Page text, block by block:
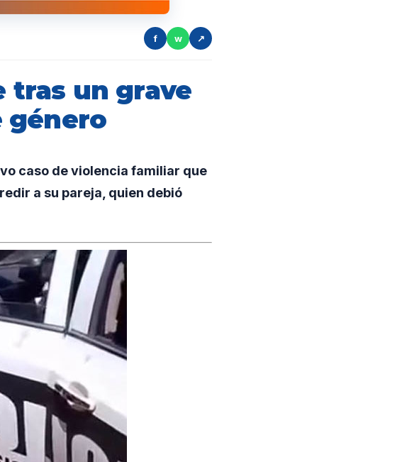
f w ↗
tras un grave
género
caso de violencia familiar que
a su pareja, quien debió